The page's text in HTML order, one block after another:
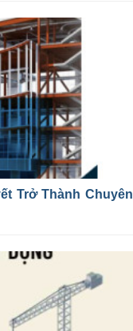
Trở Thành Chuyên